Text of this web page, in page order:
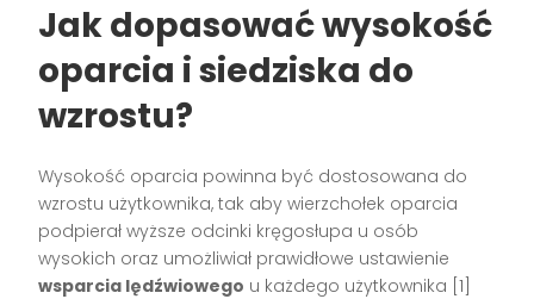
Jak dopasować wysokość
oparcia i siedziska do
wzrostu?
Wysokość oparcia powinna być dostosowana do
wzrostu użytkownika, tak aby wierzchołek oparcia
podpierał wyższe odcinki kręgosłupa u osób
wysokich oraz umożliwiał prawidłowe ustawienie
wsparcia lędźwiowego u każdego użytkownika [1]